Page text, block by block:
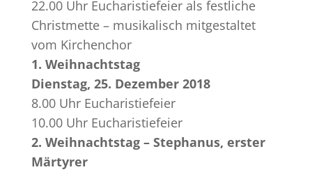
22.00 Uhr Eucharistiefeier als festliche
Christmette – musikalisch mitgestaltet
vom Kirchenchor
1. Weihnachtstag
Dienstag, 25. Dezember 2018
8.00 Uhr Eucharistiefeier
10.00 Uhr Eucharistiefeier
2. Weihnachtstag – Stephanus, erster
Märtyrer